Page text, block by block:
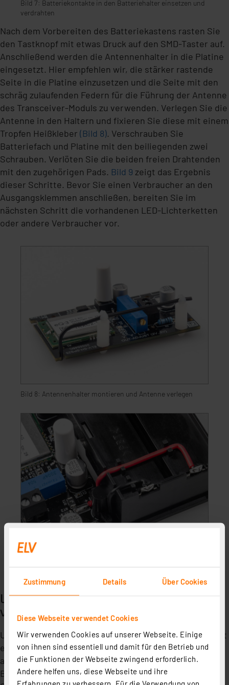
Zustimmung Details Über Cookies
Diese Webseite verwendet Cookies
Wir verwenden Cookies auf unserer Webseite. Einige
von ihnen sind essentiell und damit für den Betrieb und
die Funktionen der Webseite zwingend erforderlich.
Andere helfen uns, diese Webseite und ihre
Erfahrungen zu verbessern. Für die Verwendung von
Bild 7: Batteriekontakte in den Batteriehalter einsetzen und
verdrahten
Nach dem Vorbereiten des Batteriekastens rasten Sie
den Tastknopf mit etwas Druck auf den SMD-Taster auf.
Anschließend werden die Antennenhalter in die Platine
eingesetzt. Hier empfehlen wir, die stärker rastende
Seite in die Platine einzusetzen und die Seite mit den
schräg zulaufenden Federn für die Führung der Antenne
des Transceiver-Moduls zu verwenden. Verlegen Sie die
Antenne in den Haltern und fixieren Sie diese mit einem
Tropfen Heißkleber (Bild 8). Verschrauben Sie
Batteriefach und Platine mit den beiliegenden zwei
Schrauben. Verlöten Sie die beiden freien Drahtenden
mit den zugehörigen Pads. Bild 9 zeigt das Ergebnis
dieser Schritte. Bevor Sie einen Verbraucher an den
Ausgangsklemmen anschließen, bereiten Sie im
nächsten Schritt die vorhandenen LED-Lichterketten
oder andere Verbraucher vor.
Bild 8: Antennenhalter montieren und Antenne verlegen
Umzubauendes Objekt/Lichterkette
vorbereiten
Um später die Ausgangsspannung des Netzteils korrekt
einstellen zu können, ermitteln Sie bei allen
anzuschließenden Verbrauchern zunächst deren
Betriebsspannung und Stromaufnahme im